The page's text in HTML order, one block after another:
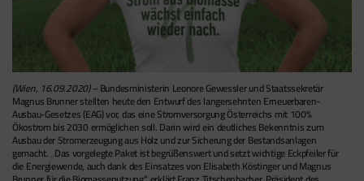
(Wien, 16.09.2020) –Bundesministerin Leonore Gewessler und Staatssekretär
Magnus Brunner stellten heute den Entwurf des langersehnten Erneuerbaren-
Ausbau-Gesetzes (EAG) vor, das eine Stromversorgung Österreichs mit 100%
Ökostrom bis 2030 ermöglichen soll. Darin wird ein deutliches Bekenntnis zum
Ausbau der Stromerzeugung aus Holz und zur Sicherung der Bestandsanlagen
gemacht. „Das vorgelegte Paket ist begrüßenswert und setzt wichtige Eckpfeiler für
die Energiewende, auch dank des Einsatzes von Elisabeth Köstinger und Magnus